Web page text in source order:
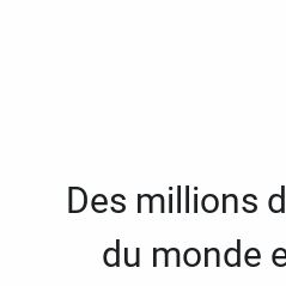
Des millions
du monde